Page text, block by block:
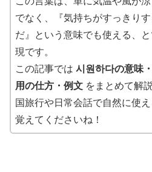
でなく、『気持ちがすっきり
だ』という意味でも使える、
現です。
この記事では 시원하다の意味
用の仕方・例文 をまとめて解
国旅行や日常会話で自然に使
覚えてくださいね！